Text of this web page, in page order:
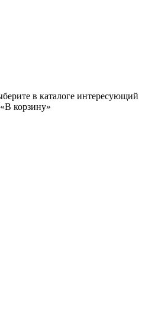
в каталоге интересующий
корзину»